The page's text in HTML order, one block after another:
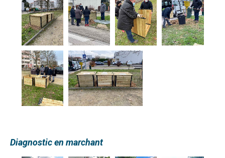
Diagnostic en marchant